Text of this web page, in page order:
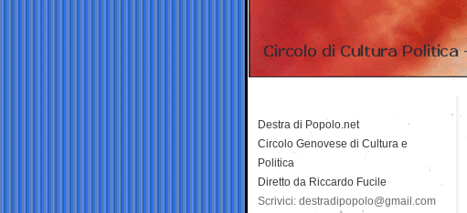
Destra di Popolo.net
Circolo Genovese di Cultura e
Politica
Diretto da Riccardo Fucile
Scrivici: destradipopolo@gmail.com